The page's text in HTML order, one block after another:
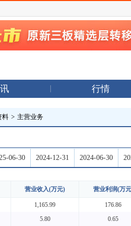
行情
料 > 主营业务
06-30 2024-12-31 2024-06-30
营业收入(万元) 营业利润(万
1,165.99 176.86
5.80 0.65